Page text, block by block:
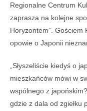
Regionalne Centrum
zaprasza na kolejne
Horyzontem”. Gościem
opowie o Japonii
„Słyszeliście kiedyś o
mieszkańców mówi w
wspólnego z
gdzie z dala od zgiełku